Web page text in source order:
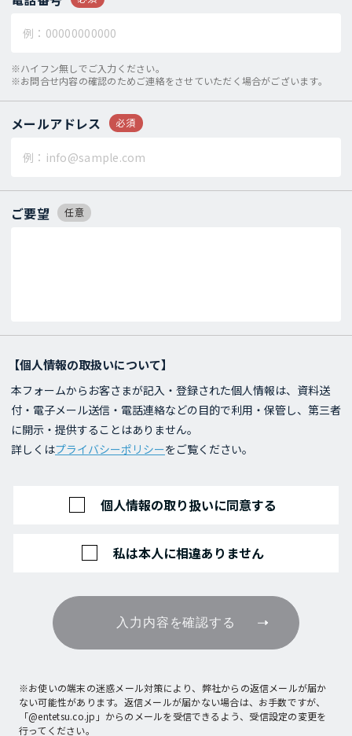
※ハイフン無しでご入力ください。
※お問合せ内容の確認のためご連絡をさせていただく場合がございます。
メールアドレス 必須
ご要望 任意
【個人情報の取扱いについて】
本フォームからお客さまが記入・登録された個人情報は、資料送
付・電子メール送信・電話連絡などの目的で利用・保管し、第三者
に開示・提供することはありません。
詳しくはプライバシーポリシーをご覧ください。
個人情報の取り扱いに同意する
私は本人に相違ありません
入力内容を確認する
※お使いの端末の迷惑メール対策により、弊社からの返信メールが届か
ない可能性があります。返信メールが届かない場合は、お手数ですが、
「@entetsu.co.jp」からのメールを受信できるよう、受信設定の変更を
行ってください。